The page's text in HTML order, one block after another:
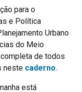
para o
e Política
Urbano
do Meio
de todos
neste caderno.
está